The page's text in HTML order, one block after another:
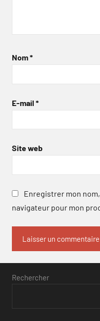
Nom*
E-mail *
Site web
Enregistrer mon
navigateur pour mon
Rechercher